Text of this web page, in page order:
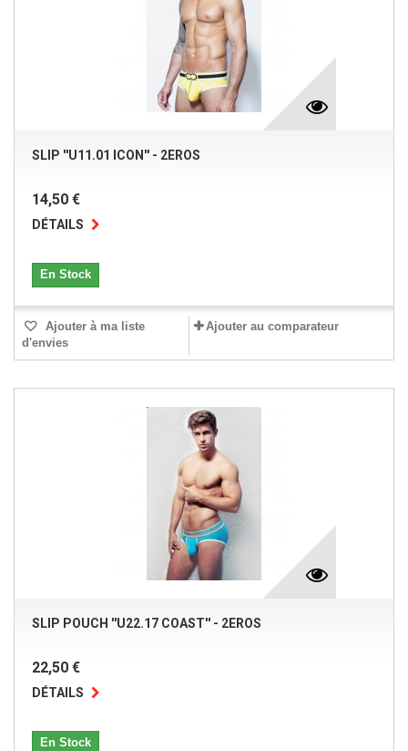
SLIP ''U11.01 ICON'' - 2EROS
14,50 €
DÉTAILS
En Stock
Ajouter à ma liste
d'envies
Ajouter au comparateur
SLIP POUCH ''U22.17 COAST'' - 2EROS
22,50 €
DÉTAILS
En Stock